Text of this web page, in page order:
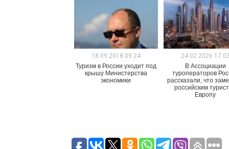
18.09.2018 09:24
Туризм в России уходит под
крышу Министерства
экономики
24.02.2026 17:03
В Ассоциации
туроператоров
рассказали, что
российским
Европу